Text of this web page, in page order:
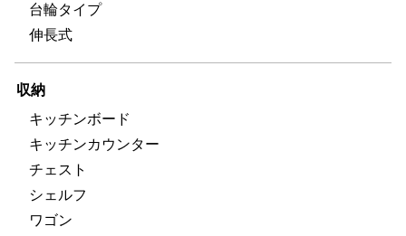
台輪タイプ
伸長式
収納
キッチンボード
キッチンカウンター
チェスト
シェルフ
ワゴン